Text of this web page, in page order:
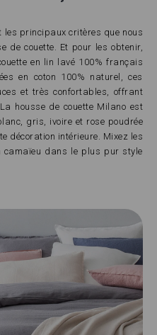
les principaux critères que nous
de couette. Et pour les obtenir,
en lin lavé 100% français
en coton 100% naturel, ces
et très confortables, offrant
housse de couette Milano est
gris, ivoire et rose poudrée
décoration intérieure. Mixez les
camaïeu dans le plus pur style